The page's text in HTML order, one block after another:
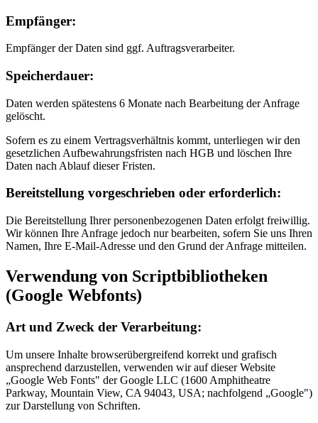
Empfänger:
Empfänger der Daten sind ggf. Auftragsverarbeiter.
Speicherdauer:
Daten werden spätestens 6 Monate nach Bearbeitung der Anfrage
gelöscht.
Sofern es zu einem Vertragsverhältnis kommt, unterliegen wir den
gesetzlichen Aufbewahrungsfristen nach HGB und löschen Ihre
Daten nach Ablauf dieser Fristen.
Bereitstellung vorgeschrieben oder erforderlich:
Die Bereitstellung Ihrer personenbezogenen Daten erfolgt freiwillig.
Wir können Ihre Anfrage jedoch nur bearbeiten, sofern Sie uns Ihren
Namen, Ihre E-Mail-Adresse und den Grund der Anfrage mitteilen.
Verwendung von Scriptbibliotheken
(Google Webfonts)
Art und Zweck der Verarbeitung:
Um unsere Inhalte browserübergreifend korrekt und grafisch
ansprechend darzustellen, verwenden wir auf dieser Website
„Google Web Fonts" der Google LLC (1600 Amphitheatre
Parkway, Mountain View, CA 94043, USA; nachfolgend „Google")
zur Darstellung von Schriften.